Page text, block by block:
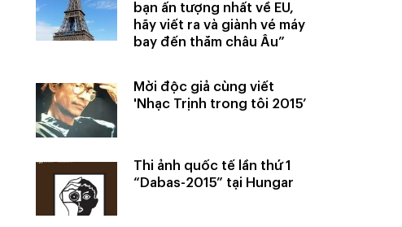
bạn ấn tượng nhất về EU,
hãy viết ra và giành vé máy
bay đến thăm châu Âu”
Mời độc giả cùng viết
'Nhạc Trịnh trong tôi 2015’
Thi ảnh quốc tế lần thứ 1
“Dabas-2015” tại Hungar